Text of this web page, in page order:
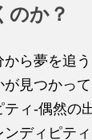
のか？
から夢を追
が見つかっ
ティ-偶然の
ンディピテ